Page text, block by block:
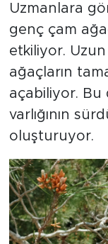
Uzmanlara
genç çam
etkiliyor.
ağaçların
açabiliyor. Bu
varlığının
oluşturuyor.